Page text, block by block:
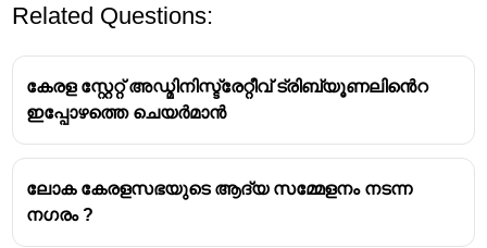
Related Questions:
കേരള സ്റ്റേറ്റ് അഡ്മിനിസ്ട്രേറ്റീവ് ട്രിബ്യൂണലിൻെറ
ഇപ്പോഴത്തെ ചെയർമാൻ
ലോക കേരളസഭയുടെ ആദ്യ സമ്മേളനം നടന്ന
നഗരം ?